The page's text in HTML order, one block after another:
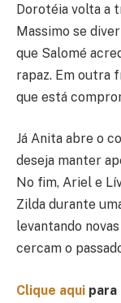
Dorotéia volta a
Massimo se
que Salomé
rapaz. Em outra
que está
Já Anita abre o
deseja manter
No fim, Ariel e
Zilda durante
levantando
cercam o
Clique aqui